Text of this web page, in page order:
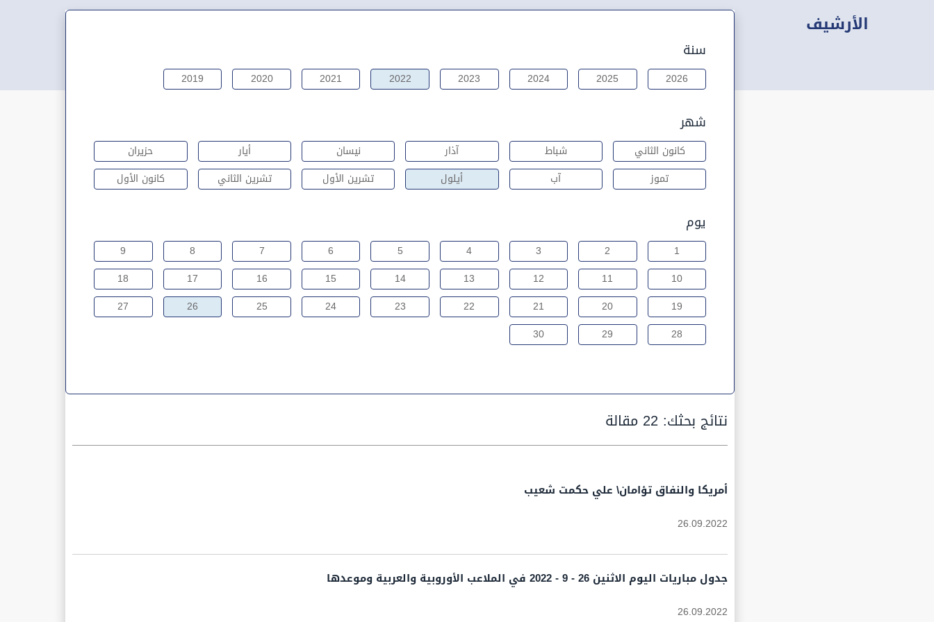
الأرشيف
سنة
2026
2025
2024
2023
2022
2021
2020
2019
شهر
كانون الثاني شباط آذار نيسان أيار
حزيران
تموز
آب أيلول تشرين الأول تشرين الثاني كانون الأول
يوم
1
2
3
4
5
6
7
8
9
10
11
12
13
14
15
16
17
18
19
20
21
22
23
24
25
26
27
28
29
30
نتائج بحثك: 22 مقالة
أمريكا والنفاق تؤامان\ علي حكمت شعيب
26.09.2022
جدول مباريات اليوم الاثنين 26 - 9 - 2022 في الملاعب الأوروبية والعربية وموعدها
26.09.2022